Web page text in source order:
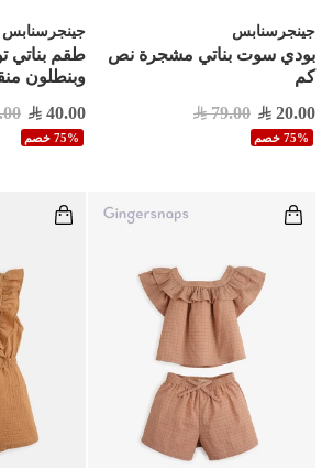
جينجرسنابس
بودي سوت بناتي مشجرة نص
كم
20.00
79.00
75% خصم
جينجرسنابس
طقم بناتي
وبنطلون
40.00
75% خصم